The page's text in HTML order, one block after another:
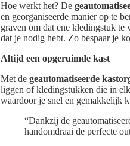
Hoe werkt het? De
en georganiseerde manier op te
graven om dat ene kledingstuk te
dat je nodig hebt. Zo bespaar je
Altijd een opgeruimde kast
Met de geautomatiseerde
liggen of kledingstukken die in
waardoor je snel en gemakkelijk
“Dankzij de
handomdraai de perfecte